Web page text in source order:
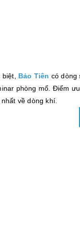
Bảo Tiên có dòng
phòng mổ. Điểm
nhất về dòng khí.